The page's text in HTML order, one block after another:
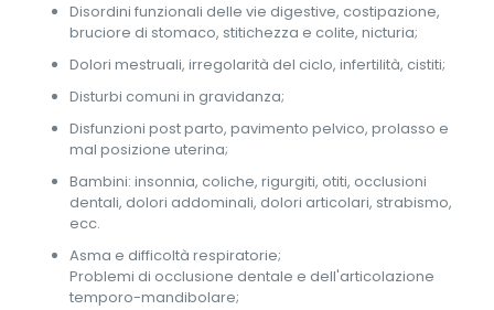
Disordini funzionali delle vie digestive, costipazione,
bruciore di stomaco, stitichezza e colite, nicturia;
Dolori mestruali, irregolarità del ciclo, infertilità, cistiti;
Disturbi comuni in gravidanza;
Disfunzioni post parto, pavimento pelvico, prolasso e
mal posizione uterina;
Bambini: insonnia, coliche, rigurgiti, otiti, occlusioni
dentali, dolori addominali, dolori articolari, strabismo,
ecc.
Asma e difficoltà respiratorie;
Problemi di occlusione dentale e dell'articolazione
temporo-mandibolare;